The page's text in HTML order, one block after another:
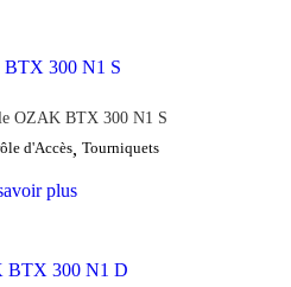
OZAK BTX 300 N1 S
d'Accès, Tourniquets
plus